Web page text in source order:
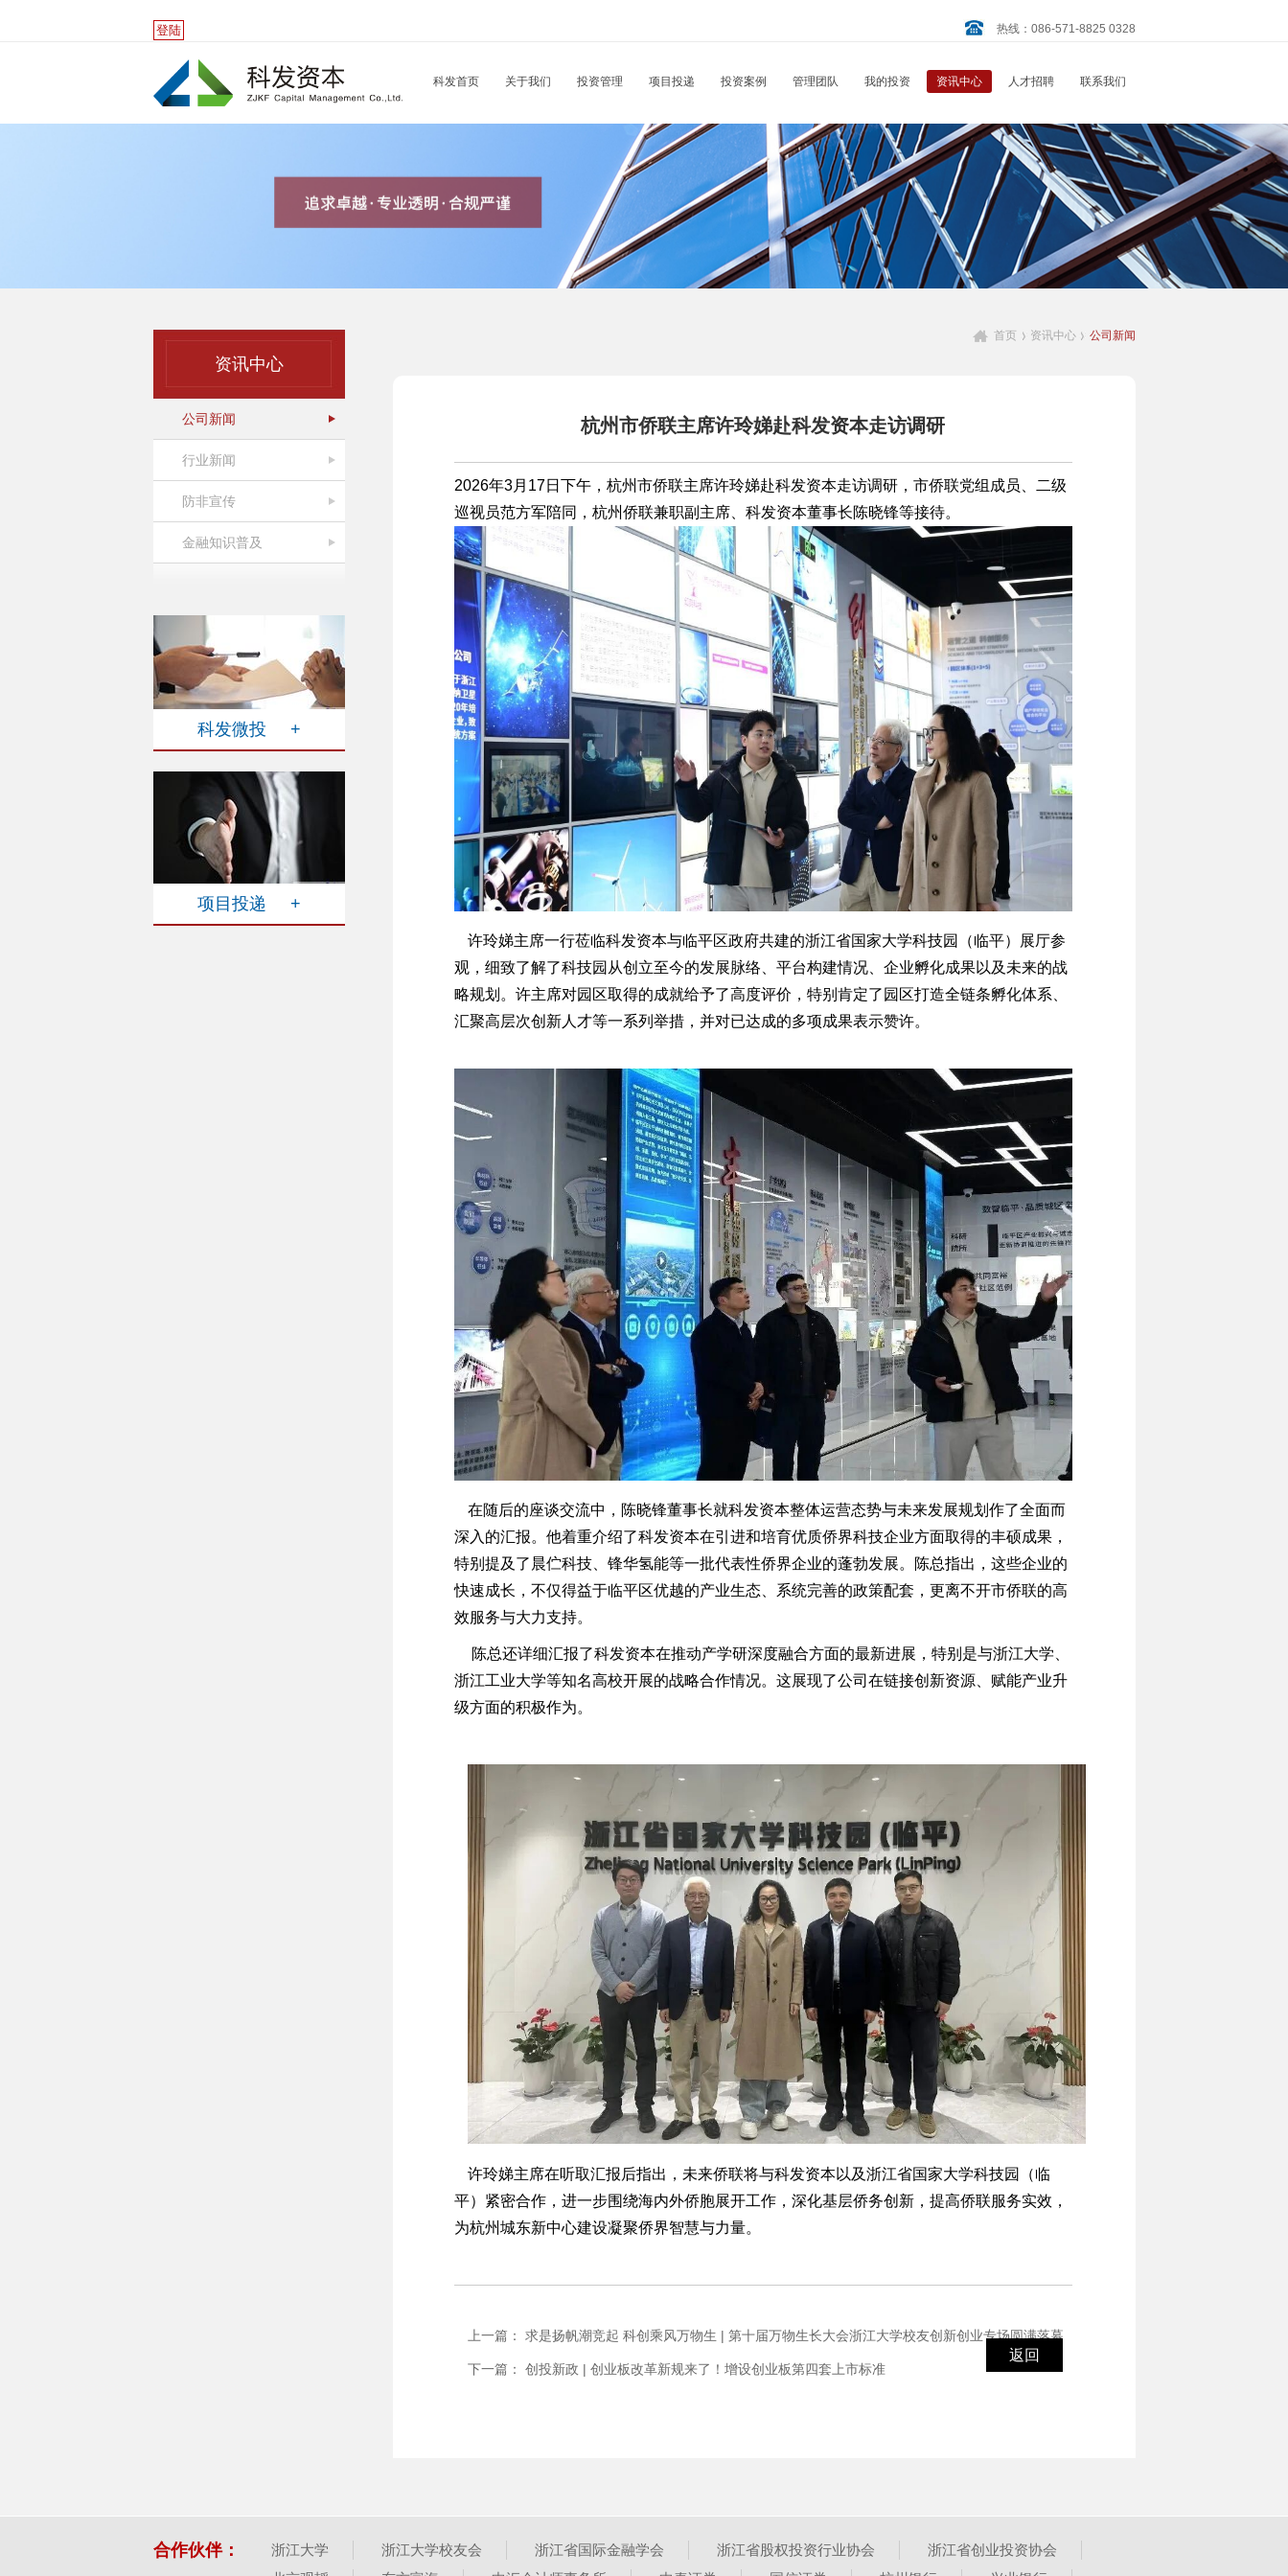
登陆 热线：086-571-8825 0328
科发首页 关于我们 投资管理 项目投递 投资案例 管理团队 我的投资 资讯中心 人才招聘 联系我们
资讯中心
公司新闻
行业新闻
防非宣传
金融知识普及
科发微投 +
项目投递 +
首页 资讯中心 公司新闻
杭州市侨联主席许玲娣赴科发资本走访调研
2026年3月17日下午，杭州市侨联主席许玲娣赴科发资本走访调研，市侨联党组成员、二级
巡视员范方军陪同，杭州侨联兼职副主席、科发资本董事长陈晓锋等接待。
许玲娣主席一行莅临科发资本与临平区政府共建的浙江省国家大学科技园（临平）展厅参
观，细致了解了科技园从创立至今的发展脉络、平台构建情况、企业孵化成果以及未来的战
略规划。许主席对园区取得的成就给予了高度评价，特别肯定了园区打造全链条孵化体系、
汇聚高层次创新人才等一系列举措，并对已达成的多项成果表示赞许。
在随后的座谈交流中，陈晓锋董事长就科发资本整体运营态势与未来发展规划作了全面而
深入的汇报。他着重介绍了科发资本在引进和培育优质侨界科技企业方面取得的丰硕成果，
特别提及了晨伫科技、锋华氢能等一批代表性侨界企业的蓬勃发展。陈总指出，这些企业的
快速成长，不仅得益于临平区优越的产业生态、系统完善的政策配套，更离不开市侨联的高
效服务与大力支持。
陈总还详细汇报了科发资本在推动产学研深度融合方面的最新进展，特别是与浙江大学、
浙江工业大学等知名高校开展的战略合作情况。这展现了公司在链接创新资源、赋能产业升
级方面的积极作为。
许玲娣主席在听取汇报后指出，未来侨联将与科发资本以及浙江省国家大学科技园（临
平）紧密合作，进一步围绕海内外侨胞展开工作，深化基层侨务创新，提高侨联服务实效，
为杭州城东新中心建设凝聚侨界智慧与力量。
上一篇： 求是扬帆潮竞起 科创乘风万物生 | 第十届万物生长大会浙江大学校友创新创业专场圆满落幕
下一篇： 创投新政 | 创业板改革新规来了！增设创业板第四套上市标准
返回
合作伙伴： 浙江大学 浙江大学校友会 浙江省国际金融学会 浙江省股权投资行业协会
浙江省创业投资协会